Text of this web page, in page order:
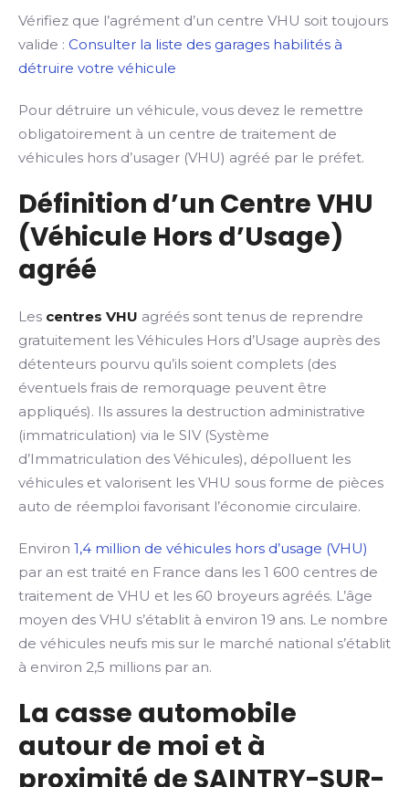
Vérifiez que l’agrément d’un centre VHU soit toujours
valide : Consulter la liste des garages habilités à
détruire votre véhicule
Pour détruire un véhicule, vous devez le remettre
obligatoirement à un centre de traitement de
véhicules hors d’usager (VHU) agréé par le préfet.
Définition d’un Centre VHU
(Véhicule Hors d’Usage)
agréé
Les centres VHU agréés sont tenus de reprendre
gratuitement les Véhicules Hors d’Usage auprès des
détenteurs pourvu qu’ils soient complets (des
éventuels frais de remorquage peuvent être
appliqués). Ils assures la destruction administrative
(immatriculation) via le SIV (Système
d’Immatriculation des Véhicules), dépolluent les
véhicules et valorisent les VHU sous forme de pièces
auto de réemploi favorisant l’économie circulaire.
Environ 1,4 million de véhicules hors d’usage (VHU)
par an est traité en France dans les 1 600 centres de
traitement de VHU et les 60 broyeurs agréés. L’âge
moyen des VHU s’établit à environ 19 ans. Le nombre
de véhicules neufs mis sur le marché national s’établit
à environ 2,5 millions par an.
La casse automobile
autour de moi et à
proximité de SAINTRY-SUR-